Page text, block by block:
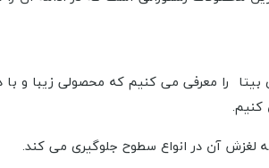
بیتا را معرفی می کنیم که محصولی زیبا و
کنیم.
لغزش آن در انواع سطوح جلوگیری می کند.